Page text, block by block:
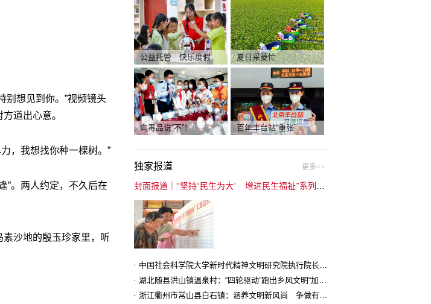
别想见到你。”视频镜头
道出心意。
，我想找你种一棵树。”
”。两人约定，不久后在
素沙地的殷玉珍家里，听
公益托管 快乐度假 夏日采菱忙
向毒品说“不”！ 百年丰台站“重张”
独家报道 更多>>
中国社会科学院大学新时代精神文明研究院执行院长王维国：文明村镇创建为乡村注入持久发展动力
湖北随县洪山镇温泉村：“四轮驱动”跑出乡风文明“加速度”
浙江衢州市常山县白石镇：涵养文明新风尚 争做有礼白石人